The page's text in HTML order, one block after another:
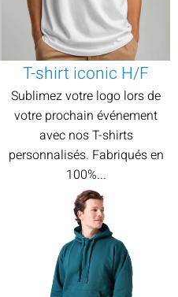
T-shirt iconic H/F
Sublimez votre logo lors de
votre prochain événement
avec nos T-shirts
personnalisés. Fabriqués en
100%...